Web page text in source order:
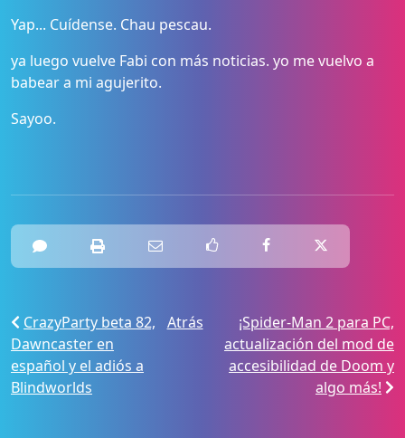
Yap... Cuídense. Chau pescau.
ya luego vuelve Fabi con más noticias. yo me vuelvo a
babear a mi agujerito.
Sayoo.
CrazyParty beta 82,
Dawncaster en
español y el adiós a
Blindworlds
Atrás
¡Spider-Man 2 para PC,
actualización del mod de
accesibilidad de Doom y
algo más!